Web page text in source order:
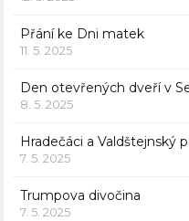
Přání ke Dni matek
11. 5. 2025
Den otevřených dveří v
8. 5. 2025
Hradečáci a Valdštejnský
7. 5. 2025
Trumpova divočina
7. 5. 2025